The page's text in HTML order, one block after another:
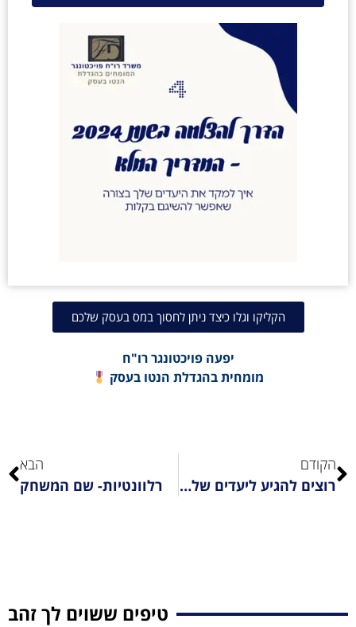
הקליקו וגלו כיצד ניתן לחסוך במס בעסק שלכם
יפעה פויכטונגר רו"ח
מומחית בהגדלת הנטו בעסק
הקודם
רוצים להגיע ליעדים שלכם בקלות
כדאי לכם לקרוא
הבא
רלוונטיות- שם המשחק
טיפים ששוים לך זהב